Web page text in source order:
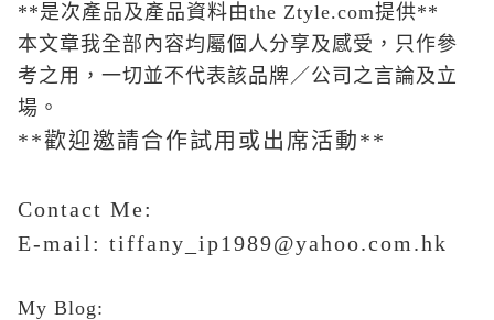
**是次產品及產品資料由the Ztyle.com提供**
本文章我全部內容均屬個人分享及感受，只作參
考之用，一切並不代表該品牌／公司之言論及立
場。
**歡迎邀請合作試用或出席活動**
Contact Me:
E-mail: tiffany_ip1989@yahoo.com.hk
My Blog: